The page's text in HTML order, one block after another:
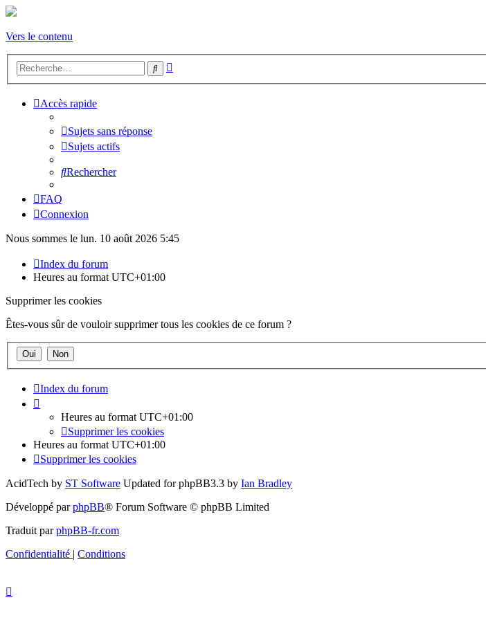
Vers le contenu
Rechercher
Accès rapide
Sujets sans réponse
Sujets actifs
Rechercher
FAQ
Connexion
Nous sommes le lun. 10 août 2026 5:45
Index du forum
Heures au format UTC+01:00
Supprimer les cookies
Êtes-vous sûr de vouloir supprimer tous les cookies de ce forum ?
Index du forum
Heures au format UTC+01:00
Supprimer les cookies
Heures au format UTC+01:00
Supprimer les cookies
AcidTech by ST Software Updated for phpBB3.3 by Ian Bradley
Développé parphpBB® Forum Software © phpBB Limited
Traduit parphpBB-fr.com
Confidentialité | Conditions